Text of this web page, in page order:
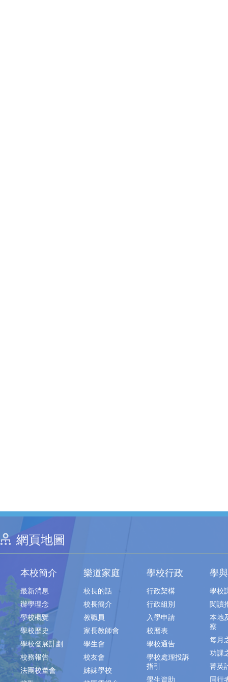
網頁地圖
本校簡介
最新消息
辦學理念
學校概覽
學校歷史
學校發展計劃
校務報告
法團校董會
樂道家庭
校長的話
校長簡介
教職員
家長教師會
學生會
校友會
姊妹學校
學校行政
行政架構
行政組別
入學申請
校曆表
學校通告
學校處理投訴
指引
學生資助
學
學校
閱讀
本地
察
每月
功課
菁英
同行